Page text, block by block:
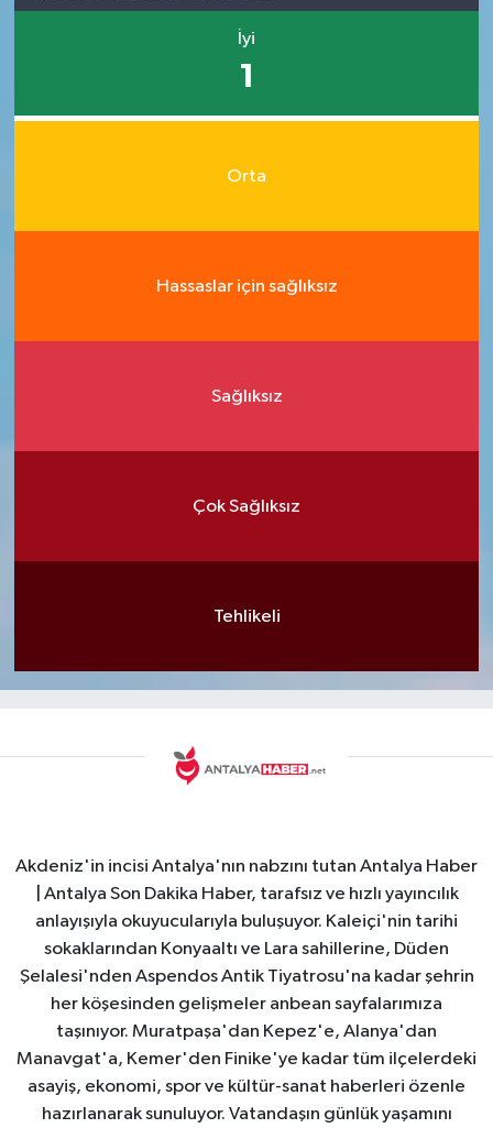
İyi
1
Orta
Hassaslar için sağlıksız
Sağlıksız
Çok Sağlıksız
Tehlikeli
Akdeniz'in incisi Antalya'nın nabzını tutan Antalya Haber
| Antalya Son Dakika Haber, tarafsız ve hızlı yayıncılık
anlayışıyla okuyucularıyla buluşuyor. Kaleiçi'nin tarihi
sokaklarından Konyaaltı ve Lara sahillerine, Düden
Şelalesi'nden Aspendos Antik Tiyatrosu'na kadar şehrin
her köşesinden gelişmeler anbean sayfalarımıza
taşınıyor. Muratpaşa'dan Kepez'e, Alanya'dan
Manavgat'a, Kemer'den Finike'ye kadar tüm ilçelerdeki
asayiş, ekonomi, spor ve kültür-sanat haberleri özenle
hazırlanarak sunuluyor. Vatandaşın günlük yaşamını